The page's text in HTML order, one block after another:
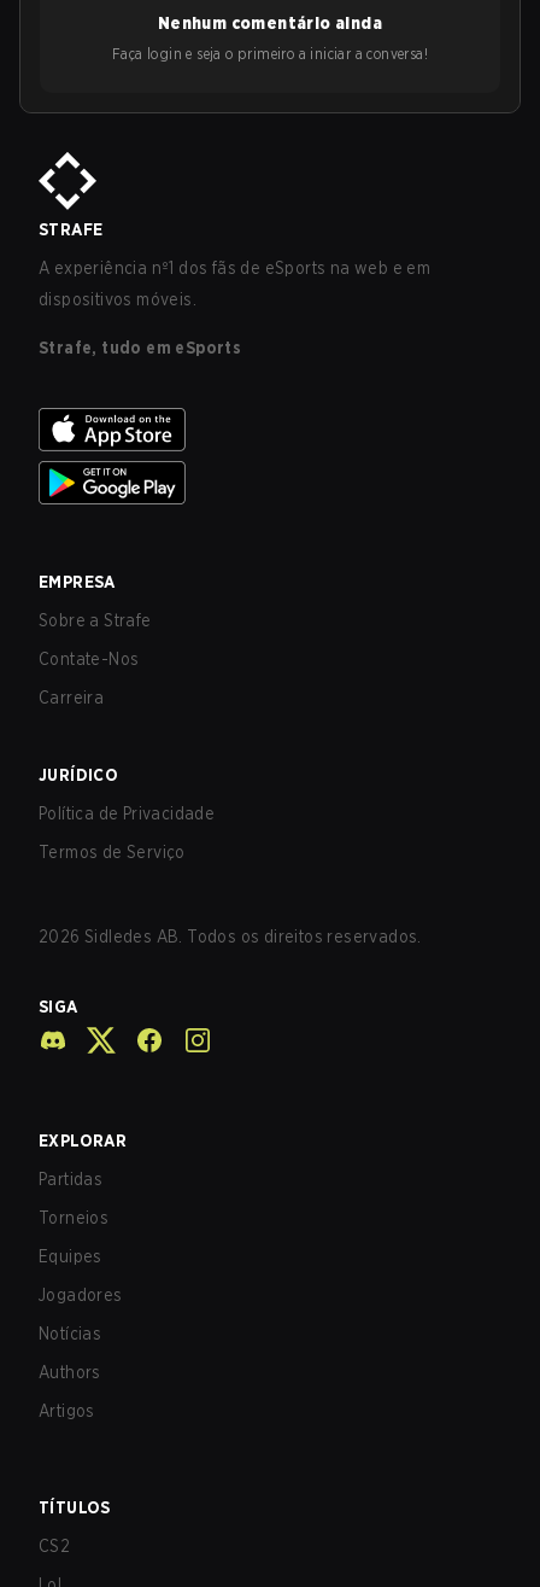
Nenhum comentário ainda
Faça login e seja o primeiro a iniciar a conversa!
STRAFE
A experiência nº1 dos fãs de eSports na web e em
dispositivos móveis.
Strafe, tudo em eSports
EMPRESA
Sobre a Strafe
Contate-Nos
Carreira
JURÍDICO
Política de Privacidade
Termos de Serviço
2026 Sidledes AB. Todos os direitos reservados.
SIGA
EXPLORAR
Partidas
Torneios
Equipes
Jogadores
Notícias
Authors
Artigos
TÍTULOS
CS2